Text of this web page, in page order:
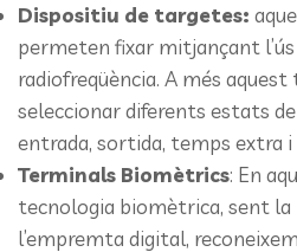
Dispositiu de targetes:
permeten fixar mitjançant
radiofreqüència. A més
seleccionar diferents estats
entrada, sortida, temps extra i
Terminals Biomètrics: En
tecnologia biomètrica, sent la
l’empremta digital,